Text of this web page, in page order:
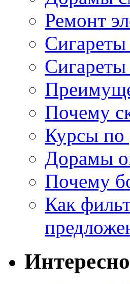
Ремонт
Сигареты
Почему
Курсы по
Дорамы
Почему
Как